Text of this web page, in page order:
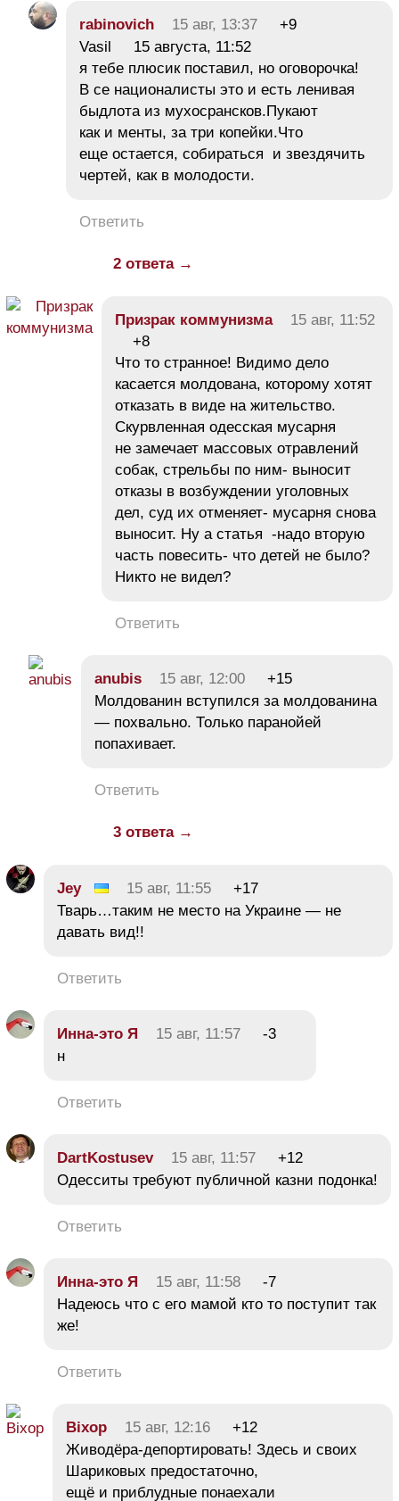
rabinovich 15 авг, 13:37
+9
Vasil 15 августа, 11:52
я тебе плюсик поставил, но оговорочка!
В се националисты это и есть ленивая
быдлота из мухосрансков.Пукают
как и менты, за три копейки.Что
еще остается, собираться и звездячить
чертей, как в молодости.
Ответить
2 ответа →
Призрак коммунизма
15 авг, 11:52
+8
Что то странное! Видимо дело
касается молдована, которому хотят
отказать в виде на жительство.
Скурвленная одесская мусарня
не замечает массовых отравлений
собак, стрельбы по ним- выносит
отказы в возбуждении уголовных
дел, суд их отменяет- мусарня снова
выносит. Ну а статья -надо вторую
часть повесить- что детей не было?
Никто не видел?
Ответить
anubis 15 авг, 12:00
+15
Молдованин вступился за молдованина
— похвально. Только паранойей
попахивает.
Ответить
3 ответа →
Jey 15 авг, 11:55
+17
Тварь…таким не место на Украине — не
давать вид!!
Ответить
Инна-это Я 15 авг, 11:57
-3
н
Ответить
DartKostusev 15 авг, 11:57
+12
Одесситы требуют публичной казни подонка!
Ответить
Инна-это Я 15 авг, 11:58
-7
Надеюсь что с его мамой кто то поступит так
же!
Ответить
Віхор 15 авг, 12:16
+12
Живодёра-депортировать! Здесь и своих
Шариковых предостаточно,
ещё и приблудные понаехали